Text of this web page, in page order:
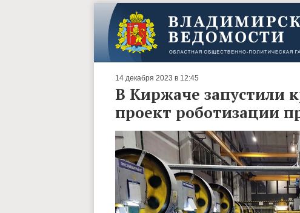
14 декабря 2023 в 12:45
В Киржаче запустили
проект роботизации